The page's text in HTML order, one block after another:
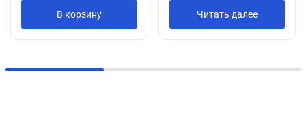
В корзину Читать далее